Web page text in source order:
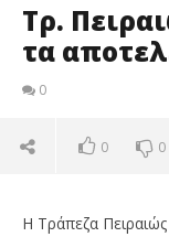
Τρ.
τα
0
0 0
Η Τράπεζα